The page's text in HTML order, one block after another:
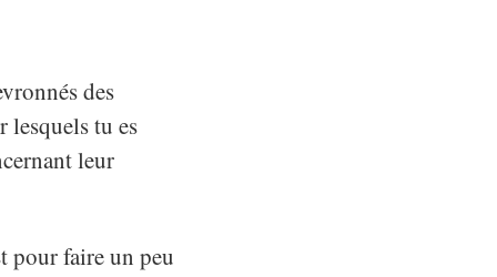
des
lesquels tu es
leur
pour faire un peu